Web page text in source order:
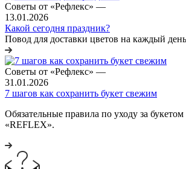
Советы от «Рефлекс» —
13.01.2026
Какой сегодня праздник?
Повод для доставки цветов на каждый
Советы от «Рефлекс» —
31.01.2026
7 шагов как сохранить букет свежим
Обязательные правила по уходу за
«REFLEX».